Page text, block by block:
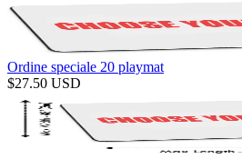
Ordine speciale 20 playmat
$27.50 USD